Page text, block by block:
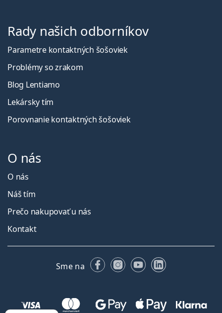
Rady našich odborníkov
Parametre kontaktných šošoviek
Problémy so zrakom
Blog Lentiamo
Lekársky tím
Porovnanie kontaktných šošoviek
O nás
O nás
Náš tím
Prečo nakupovať u nás
Kontakt
Sme na FacebookuInstagrame
YouTubeLinkedIn